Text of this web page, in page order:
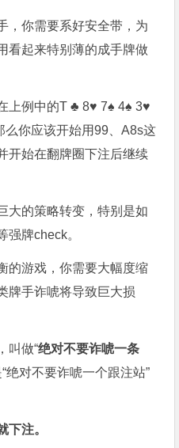
，你需要系好安全带，为
看起来特别薄的成手牌做
上例中的T ♣ 8♥ 7♠ 4♠ 3♥
么你应该开始用99、A8s这
开始在翻牌圈下注后继续
大的策略转变，特别是如
强牌check。
的游戏，你需要大幅度缩
牌手诈唬将导致巨大损
叫做“绝对不要诈唬一条
绝对不要诈唬一个跟注站”
下注。